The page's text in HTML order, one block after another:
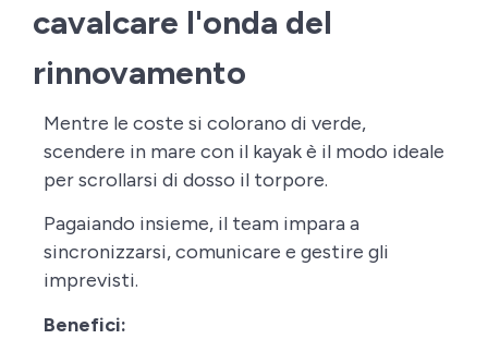
cavalcare l'onda del
rinnovamento
Mentre le coste si colorano di verde,
scendere in mare con il kayak è il modo ideale
per scrollarsi di dosso il torpore.
Pagaiando insieme, il team impara a
sincronizzarsi, comunicare e gestire gli
imprevisti.
Benefici: